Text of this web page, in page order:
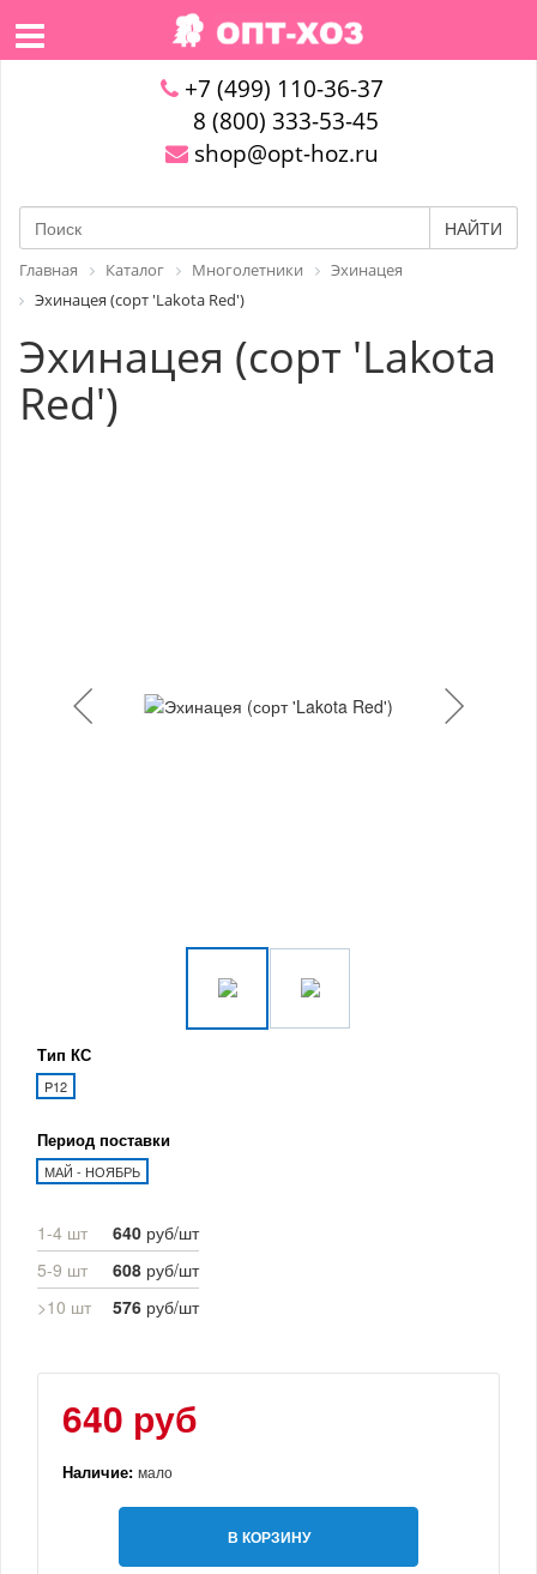
+7 (499) 110-36-37
8 (800) 333-53-45
shop@opt-hoz.ru
НАЙТИ
Главная Каталог Многолетники
Эхинацея
Эхинацея (сорт 'Lakota Red')
Эхинацея (сорт 'Lakota
Red')
Тип КС
P12
Период поставки
МАЙ - НОЯБРЬ
1-4 шт 640 руб/шт
5-9 шт
608 руб/шт
>10 шт
576 руб/шт
640 руб
Наличие: мало
В КОРЗИНУ